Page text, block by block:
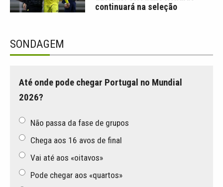
continuará na seleção
SONDAGEM
Até onde pode chegar Portugal no Mundial
2026?
Não passa da fase de grupos
Chega aos 16 avos de final
Vai até aos «oitavos»
Pode chegar aos «quartos»